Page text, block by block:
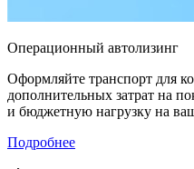
Операционный автолизинг
Оформляйте транспорт для
дополнительных затрат на
и бюджетную нагрузку на
Подробнее